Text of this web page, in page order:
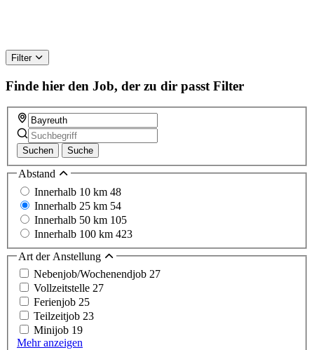
Filter
Finde hier den Job, der zu dir passt Filter
Suchen Suche
Abstand
Innerhalb 10 km 48
Innerhalb 25 km 54
Innerhalb 50 km 105
Innerhalb 100 km 423
Art der Anstellung
Nebenjob/Wochenendjob 27
Vollzeitstelle 27
Ferienjob 25
Teilzeitjob 23
Minijob 19
Mehr anzeigen